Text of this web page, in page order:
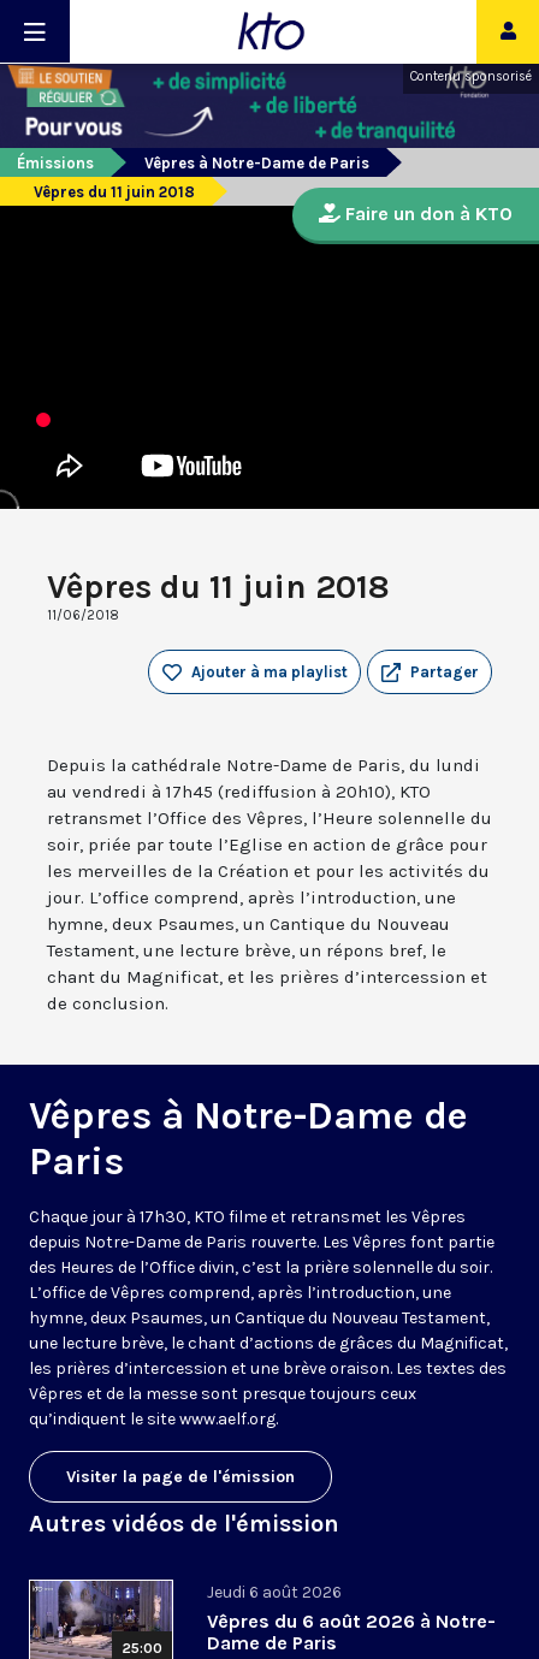
Contenu sponsorisé
Émissions
Vêpres à Notre-Dame de Paris
Vêpres du 11 juin 2018
Vêpres du 11 juin 2018
11/06/2018
Partager
Ajouter à ma playlist
Depuis la cathédrale Notre-Dame de Paris, du lundi
au vendredi à 17h45 (rediffusion à 20h10), KTO
retransmet l’Office des Vêpres, l’Heure solennelle du
soir, priée par toute l’Eglise en action de grâce pour
les merveilles de la Création et pour les activités du
jour. L’office comprend, après l’introduction, une
hymne, deux Psaumes, un Cantique du Nouveau
Testament, une lecture brève, un répons bref, le
chant du Magnificat, et les prières d’intercession et
de conclusion.
Vêpres à Notre-Dame de
Paris
Chaque jour à 17h30, KTO filme et retransmet les Vêpres
depuis Notre-Dame de Paris rouverte. Les Vêpres font partie
des Heures de l’Office divin, c’est la prière solennelle du soir.
L’office de Vêpres comprend, après l’introduction, une
hymne, deux Psaumes, un Cantique du Nouveau Testament,
une lecture brève, le chant d’actions de grâces du Magnificat,
les prières d’intercession et une brève oraison. Les textes des
Vêpres et de la messe sont presque toujours ceux
qu’indiquent le sitewww.aelf.org.
Visiter la page de l'émission
Autres vidéos de l'émission
25:00
Jeudi 6 août 2026
Vêpres du 6 août 2026 à Notre-
Dame de Paris
Faire un don à KTO